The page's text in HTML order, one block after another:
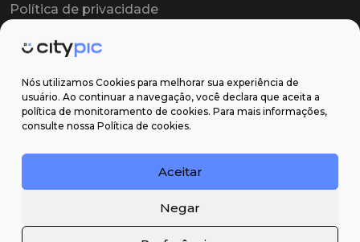
Nós utilizamos Cookies para melhorar sua experiência de
usuário. Ao continuar a navegação, você declara que aceita a
política de monitoramento de cookies. Para mais informações,
consulte nossa Política de cookies.
Aceitar
Negar
Política de privacidade
Contrato de licença
Suporte
Email: contato@citypic.com.br